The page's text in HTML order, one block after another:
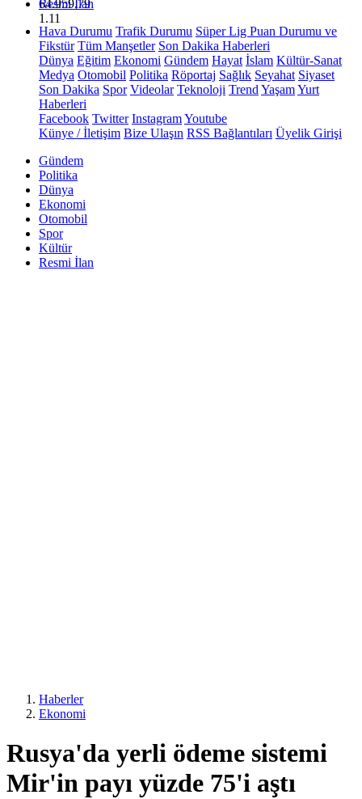
64.959,79
1.11
Resmi İlan
Hava Durumu Trafik Durumu Süper Lig Puan Durumu ve
Fikstür Tüm Manşetler Son Dakika Haberleri
Dünya Eğitim Ekonomi Gündem Hayat İslam Kültür-Sanat
Medya Otomobil Politika Röportaj Sağlık Seyahat Siyaset
Son Dakika Spor Videolar Teknoloji Trend YaşamYurt
Haberleri
Facebook Twitter InstagramYoutube
Künye / İletişim Bize Ulaşın RSS Bağlantıları Üyelik Girişi
Gündem
Politika
Dünya
Ekonomi
Otomobil
Spor
Kültür
Resmi İlan
Haberler
Ekonomi
Rusya'da yerli ödeme sistemi
Mir'in payı yüzde 75'i aştı